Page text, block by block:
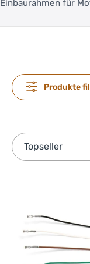
Einbaurahmen für
Produkte